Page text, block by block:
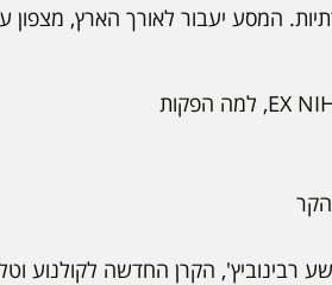
המסע יעבור לאורך הארץ, מצפון